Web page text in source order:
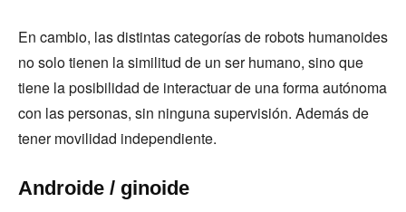
En cambio, las distintas categorías de robots humanoides
no solo tienen la similitud de un ser humano, sino que
tiene la posibilidad de interactuar de una forma autónoma
con las personas, sin ninguna supervisión. Además de
tener movilidad independiente.
Androide / ginoide